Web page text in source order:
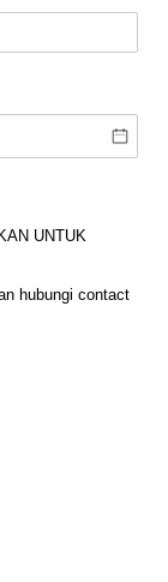
UNTUK
hubungi contact